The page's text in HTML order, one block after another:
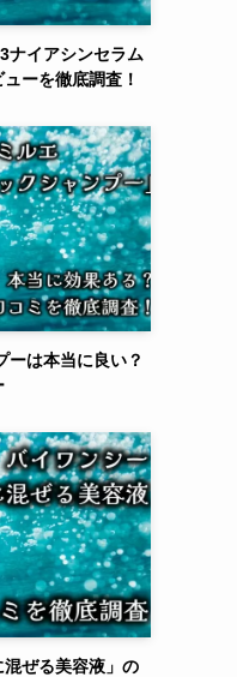
ナイアシンセラム
ーを徹底調査！
ーは本当に良い？
ぜる美容液」の